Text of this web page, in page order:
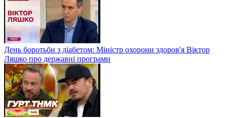
День боротьби з діабетом: Міністр охорони здоров'я Віктор
Ляшко про державні програми